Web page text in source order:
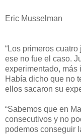
Eric Musselman
“Los primeros
ese no fue el caso.
experimentado, más
Había dicho que no
ellos sacaron su
“Sabemos que en
consecutivos y no
podemos conseguir